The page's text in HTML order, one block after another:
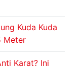
Kuda Kuda
Meter
Karat? Ini